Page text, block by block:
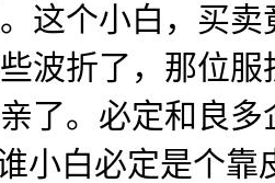
这个小白，买
波折了，那位
了。必定和良
小白必定是个